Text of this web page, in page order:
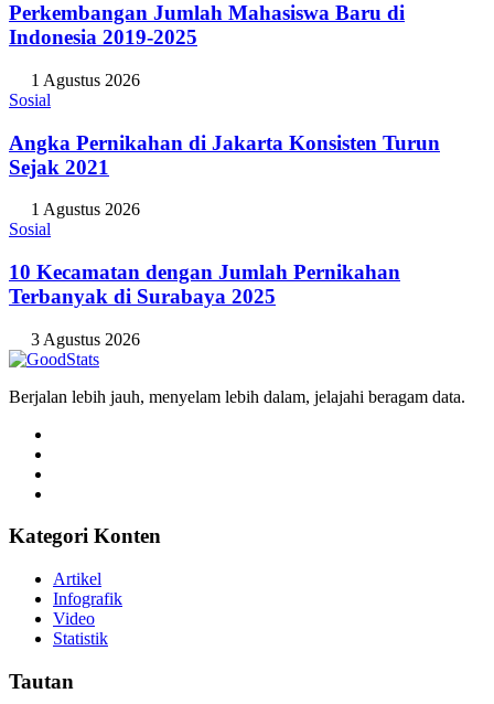
Perkembangan Jumlah Mahasiswa Baru di
Indonesia 2019-2025
1 Agustus 2026
Sosial
Angka Pernikahan di Jakarta Konsisten Turun
Sejak 2021
1 Agustus 2026
Sosial
10 Kecamatan dengan Jumlah Pernikahan
Terbanyak di Surabaya 2025
3 Agustus 2026
Berjalan lebih jauh, menyelam lebih dalam, jelajahi beragam data.
Kategori Konten
Artikel
Infografik
Video
Statistik
Tautan